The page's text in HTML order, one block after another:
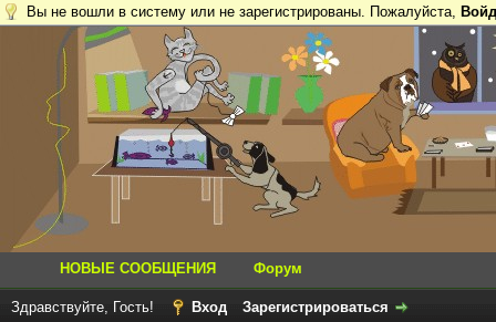
Вы не вошли в систему или не зарегистрированы. Пожалуйста,
НОВЫЕ СООБЩЕНИЯ Форум
Здравствуйте, Гость! Вход Зарегистрироваться